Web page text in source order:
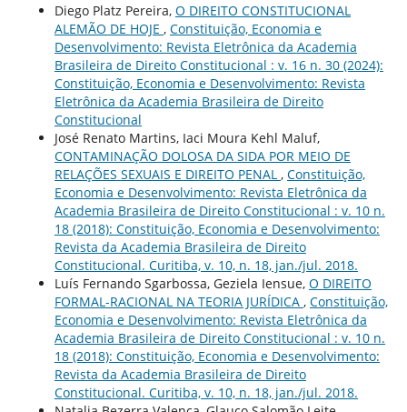
Diego Platz Pereira, O DIREITO CONSTITUCIONAL
ALEMÃO DE HOJE , Constituição, Economia e
Desenvolvimento: Revista Eletrônica da Academia
Brasileira de Direito Constitucional : v. 16 n. 30 (2024):
Constituição, Economia e Desenvolvimento: Revista
Eletrônica da Academia Brasileira de Direito
Constitucional
José Renato Martins, Iaci Moura Kehl Maluf,
CONTAMINAÇÃO DOLOSA DA SIDA POR MEIO DE
RELAÇÕES SEXUAIS E DIREITO PENAL , Constituição,
Economia e Desenvolvimento: Revista Eletrônica da
Academia Brasileira de Direito Constitucional : v. 10 n.
18 (2018): Constituição, Economia e Desenvolvimento:
Revista da Academia Brasileira de Direito
Constitucional. Curitiba, v. 10, n. 18, jan./jul. 2018.
Luís Fernando Sgarbossa, Geziela Iensue, O DIREITO
FORMAL-RACIONAL NA TEORIA JURÍDICA , Constituição,
Economia e Desenvolvimento: Revista Eletrônica da
Academia Brasileira de Direito Constitucional : v. 10 n.
18 (2018): Constituição, Economia e Desenvolvimento:
Revista da Academia Brasileira de Direito
Constitucional. Curitiba, v. 10, n. 18, jan./jul. 2018.